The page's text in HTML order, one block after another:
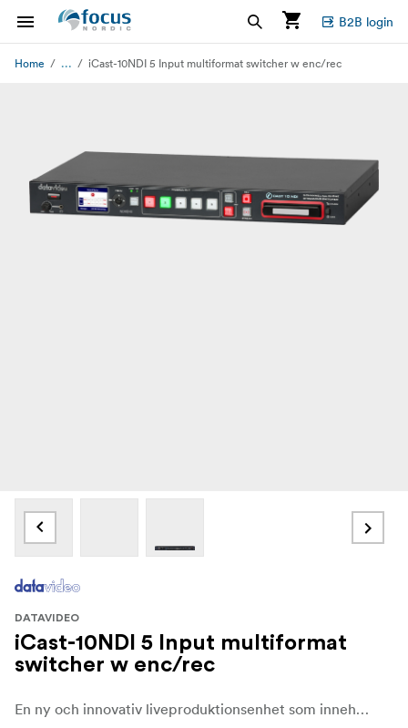
B2B login
Home ... iCast-10NDI 5 Input multiformat switcher w enc/rec
DATAVIDEO
iCast-10NDI 5 Input multiformat
switcher w enc/rec
En ny och innovativ liveproduktionsenhet som innehåller en flerformatsswitch, kamerakontroll, inspelare och streamingkodare i en enda låda. Flera olika ingångar kan anslutas till iCAST 10NDI så att du kan skapa en presentation som fångar uppmärksamheten. Stöd för kamerakontroll och format som SRT, RTSP, RTMP, NDI och HDMI gör att den är maxat anslutningsbar.